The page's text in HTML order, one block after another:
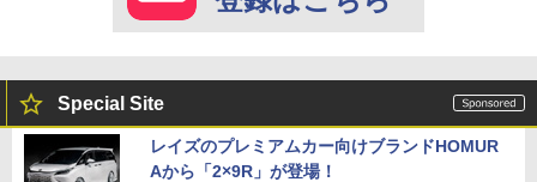
Special Site
レイズのプレミアムカー向けブランドHOMUR
Aから「2×9R」が登場！